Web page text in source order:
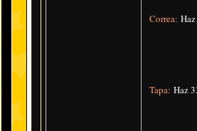
Correa:
Tapa: Haz